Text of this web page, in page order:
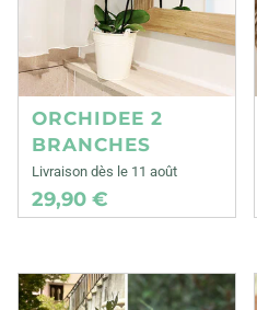
ORCHIDEE 2
BRANCHES
Livraison dès le 11 août
29,90 €